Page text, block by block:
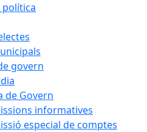
govern
de Govern
informatives
especial de comptes